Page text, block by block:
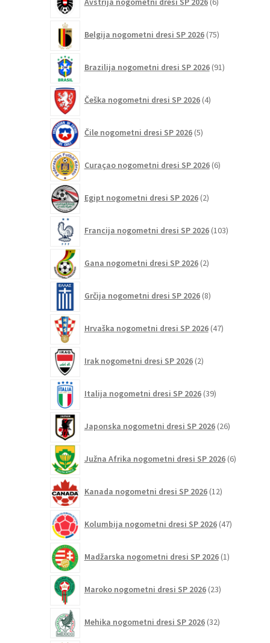
izdelkov
Belgija nogometni dresi SP 2026 75izdelkov
Brazilija nogometni dresi SP 2026 91izdelkov
Češka nogometni dresi SP 2026 4izdelki
Čile nogometni dresi SP 2026 5izdelkov
Curaçao nogometni dresi SP 2026 6izdelkov
Egipt nogometni dresi SP 2026 2izdelka
Francija nogometni dresi SP 2026 103izdelki
Gana nogometni dresi SP 2026 2izdelka
Grčija nogometni dresi SP 2026 8izdelkov
Hrvaška nogometni dresi SP 2026 47izdelkov
Irak nogometni dresi SP 2026 2izdelka
Italija nogometni dresi SP 2026 39izdelkov
Japonska nogometni dresi SP 2026 26izdelkov
Južna Afrika nogometni dresi SP 2026 6izdelkov
Kanada nogometni dresi SP 2026 12izdelkov
Kolumbija nogometni dresi SP 2026 47izdelkov
Madžarska nogometni dresi SP 2026 1izdelek
Maroko nogometni dresi SP 2026 23izdelkov
Mehika nogometni dresi SP 2026 32izdelkov